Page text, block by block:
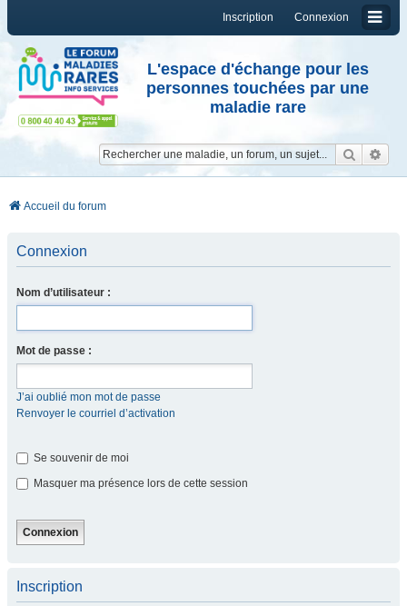
Connexion
Inscription
L'espace d'échange pour les
personnes touchées par une
maladie rare
Accueil du forum
Connexion
Nom d’utilisateur :
Mot de passe :
J’ai oublié mon mot de passe
Renvoyer le courriel d’activation
Se souvenir de moi
Masquer ma présence lors de cette session
Inscription